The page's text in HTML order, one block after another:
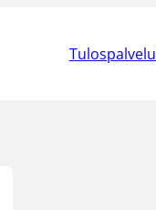
Tulospalvelu